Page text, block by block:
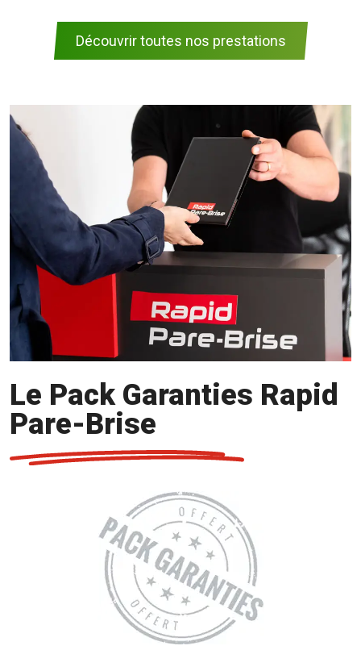
Découvrir toutes nos prestations
Le Pack Garanties Rapid
Pare-Brise